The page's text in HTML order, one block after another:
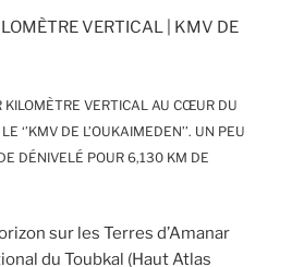
VERTICAL | KMV DE
KILOMÈTRE VERTICAL AU CŒUR DU
‘’KMV DE L’OUKAIMEDEN’’. UN PEU
DÉNIVELÉ POUR 6,130 KM DE
sur les Terres d’Amanar
du Toubkal (Haut Atlas